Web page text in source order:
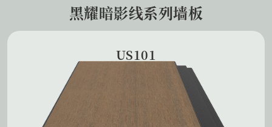
黑耀暗影线系列墙板
US101